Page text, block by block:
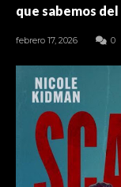
que sabemos
febrero 17, 2026 0